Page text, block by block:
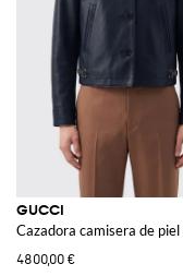
GUCCI
Cazadora camisera de
4800,00 €